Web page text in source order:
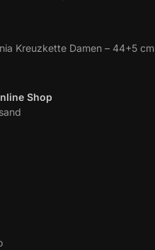
Kreuzkette Damen – 44+5 cm
Shop